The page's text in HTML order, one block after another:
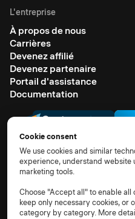
L'entreprise
À propos de nous
Carrières
Devenez affilié
Devenez partenaire
Portail d'assistance
Documentation
Terms of usePrivacy
Cookie policy
Cookie consent
We use cookies and similar
experience, understand website
marketing tools.
Choose "Accept all" to enable all
keep only necessary cookies, or
category by category. More